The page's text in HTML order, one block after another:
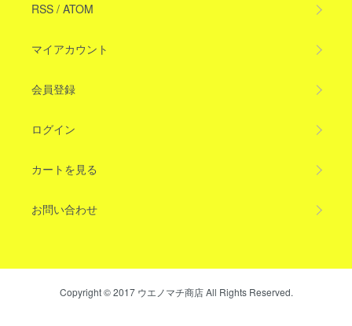
RSS / ATOM
マイアカウント
会員登録
ログイン
カートを見る
お問い合わせ
Copyright © 2017 ウエノマチ商店 All Rights Reserved.